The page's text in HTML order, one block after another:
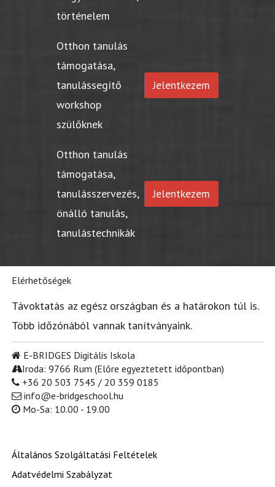
történelem
Otthon tanulás
támogatása,
tanulássegítő
workshop
szülőknek
Jelentkezem
Otthon tanulás
támogatása,
tanulásszervezés,
önálló tanulás,
tanulástechnikák
Jelentkezem
Elérhetőségek
Távoktatás az egész országban és a határokon túl is.
Több időzónából vannak tanítványaink.
E-BRIDGES Digitális Iskola
Iroda: 9766 Rum (Előre egyeztetett időpontban)
+36 20 503 7545 / 20 359 0185
info@e-bridgeschool.hu
Mo-Sa: 10.00 - 19.00
Általános Szolgáltatási Feltételek
Adatvédelmi Szabályzat